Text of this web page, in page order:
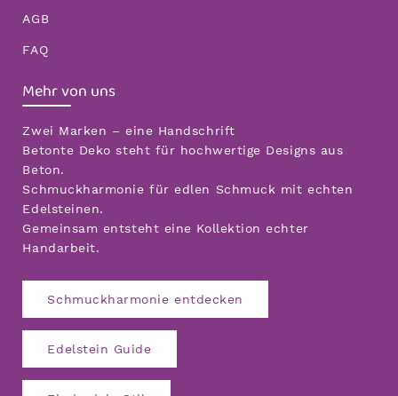
AGB
FAQ
Mehr von uns
Zwei Marken – eine Handschrift
Betonte Deko steht für hochwertige Designs aus
Beton.
Schmuckharmonie für edlen Schmuck mit echten
Edelsteinen.
Gemeinsam entsteht eine Kollektion echter
Handarbeit.
Schmuckharmonie entdecken
Edelstein Guide